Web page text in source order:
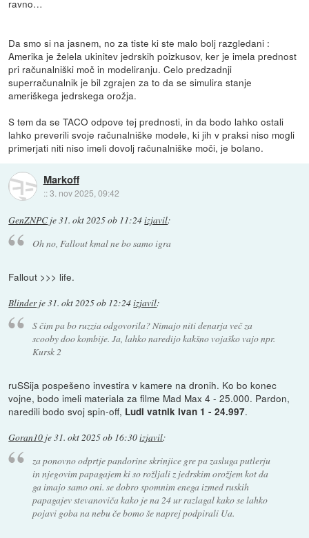
ravno…
Da smo si na jasnem, no za tiste ki ste malo bolj razgledani :
Amerika je želela ukinitev jedrskih poizkusov, ker je imela prednost
pri računalniški moč in modeliranju. Celo predzadnji
superračunalnik je bil zgrajen za to da se simulira stanje
ameriškega jedrskega orožja.
S tem da se TACO odpove tej prednosti, in da bodo lahko ostali
lahko preverili svoje računalniške modele, ki jih v praksi niso mogli
primerjati niti niso imeli dovolj računalniške moči, je bolano.
Markoff
::3. nov 2025, 09:42
GenZNPCje31. okt 2025 ob 11:24izjavil:
Oh no, Fallout kmal ne bo samo igra
Fallout >>> life.
Blinderje31. okt 2025 ob 12:24izjavil:
S čim pa bo ruzzia odgovorila? Nimajo niti denarja več za
scooby doo kombije. Ja, lahko naredijo kakšno vojaško vajo npr.
Kursk 2
ruSSija pospešeno investira v kamere na dronih. Ko bo konec
vojne, bodo imeli materiala za filme Mad Max 4 - 25.000. Pardon,
naredili bodo svoj spin-off, Ludi vatnik Ivan 1 - 24.997.
Goran10 je31. okt 2025 ob 16:30izjavil:
za ponovno odprtje pandorine skrinjice gre pa zasluga putlerju
in njegovim papagajem ki so rožljali z jedrskim orožjem kot da
ga imajo samo oni. se dobro spomnim enega izmed ruskih
papagajev stevanoviča kako je na 24 ur razlagal kako se lahko
pojavi goba na nebu če bomo še naprej podpirali Ua.